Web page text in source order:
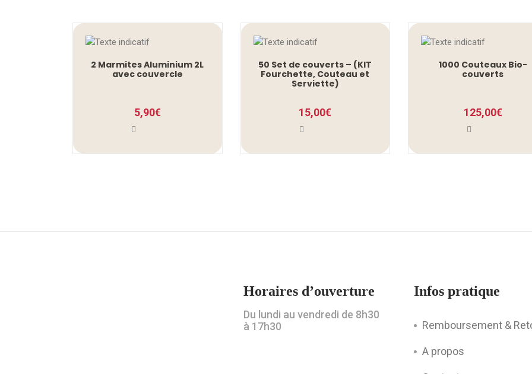
2 Marmites Aluminium 2L
avec couvercle
5,90€
50 Set de couverts – (KIT
Fourchette, Couteau et
Serviette)
15,00€
1000 Couteaux Bio-
couverts
125,00€
Horaires d’ouverture
Du lundi au vendredi de 8h30
à 17h30
Infos pratique
Remboursement &
A propos